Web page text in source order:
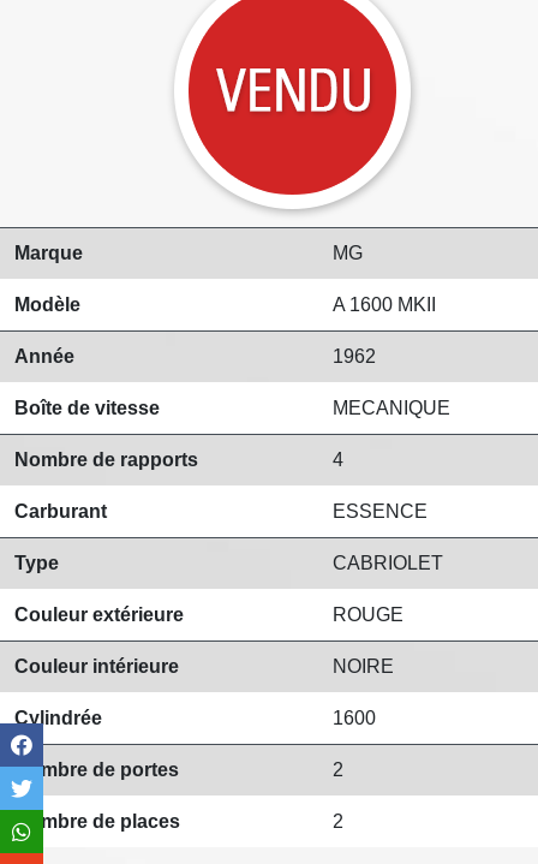
Marque MG
Modèle A 1600 MKII
Année 1962
Boîte de vitesse MECANIQUE
Nombre de rapports 4
Carburant ESSENCE
Type CABRIOLET
Couleur extérieure ROUGE
Couleur intérieure NOIRE
Cylindrée 1600
Nombre de portes 2
Nombre de places 2